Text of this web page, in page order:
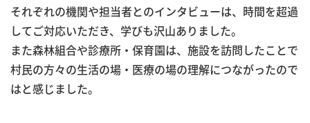
それぞれの機関や担当者とのインタビューは、時間を超過
してご対応いただき、学びも沢山ありました。
また森林組合や診療所・保育園は、施設を訪問したことで
村民の方々の生活の場・医療の場の理解につながったので
はと感じました。